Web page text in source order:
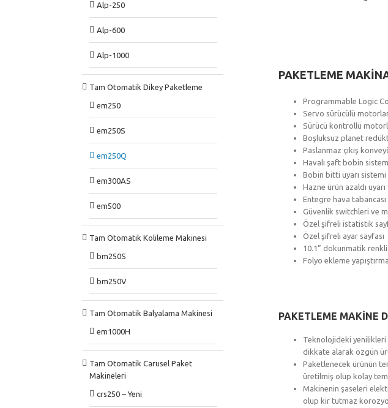
PAKETLEME
Programmable Logic
Servo sürücülü
Sürücü kontrollü
Boşluksuz planet
Paslanmaz çıkış
Havalı şaft bobin
Bobin bitti uyarı sistemi
Hazne ürün azaldı
Entegre hava tabancası
Güvenlik switchleri ve
Özel şifreli istatistik
Özel şifreli ayar sayfası
10.1” dokunmatik
Folyo ekleme
PAKETLEME MAKİNE
Teknolojideki yenilikleri
dikkate alarak özgün
Paketlenecek ürünün
üretilmiş olup kolay
Makinenin şaseleri
olup kir tutmaz
Alp-250
Alp-600
Alp-1000
Tam Otomatik Dikey Paketleme
em250
em250S
em250Q
em300AS
em500
Tam Otomatik Kolileme Makinesi
bm250S
bm250V
Tam Otomatik Balyalama Makinesi
em1000H
Tam Otomatik Carusel Paket
Makineleri
crs250 – Yeni